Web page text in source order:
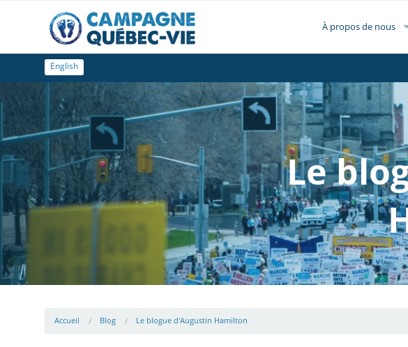
À propos de nous
English
Le
Accueil Blog Le blogue d'Augustin Hamilton